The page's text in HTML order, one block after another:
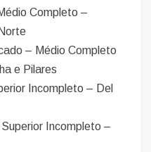
Completo –
– Médio Completo
e Pilares
Incompleto – Del
Incompleto –